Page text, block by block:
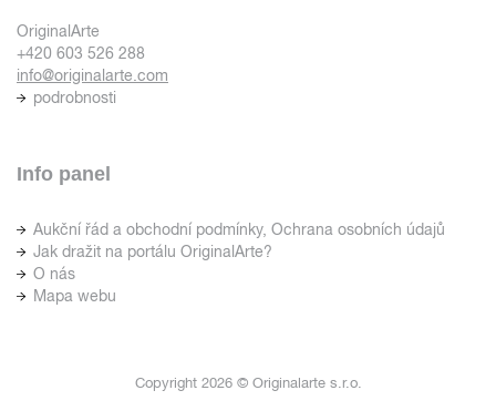
OriginalArte
+420 603 526 288
info@originalarte.com
podrobnosti
Info panel
Aukční řád a obchodní podmínky, Ochrana osobních údajů
Jak dražit na portálu OriginalArte?
O nás
Mapa webu
Copyright 2026 © Originalarte s.r.o.